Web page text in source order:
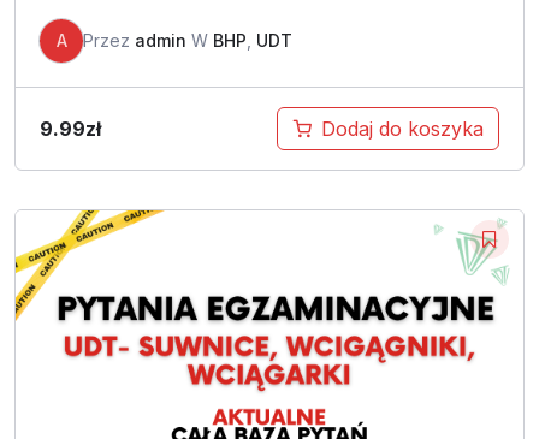
A Przez admin W BHP UDT
9.99zł Dodaj do koszyka